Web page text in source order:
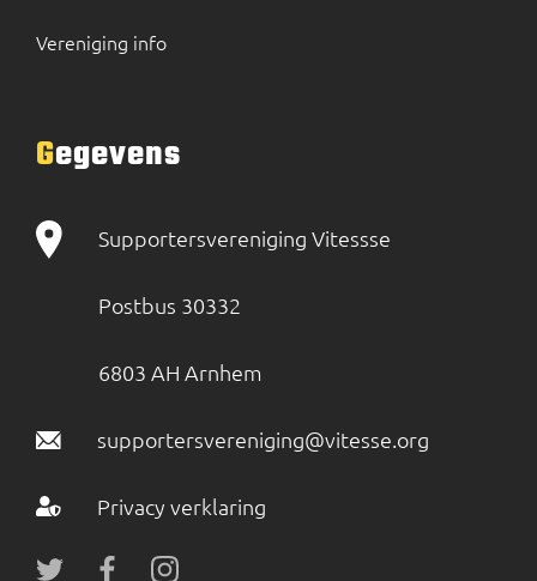
Vereniging info
Gegevens
Supportersvereniging Vitessse
Postbus 30332
6803 AH Arnhem
supportersvereniging@vitesse.org
Privacy verklaring